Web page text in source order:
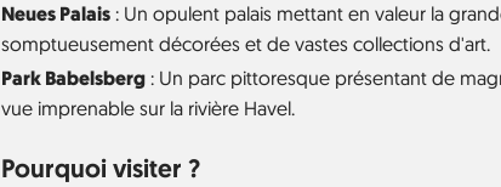
Neues Palais: Un opulent palais mettant en valeur la
somptueusement décorées et de vastes collections d'art.
Park Babelsberg: Un parc pittoresque présentant de
vue imprenable sur la rivière Havel.
Pourquoi visiter ?